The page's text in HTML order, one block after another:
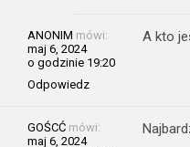
ANONIM mówi:
maj 6, 2024
o godzinie 19:20
Odpowiedz
A kto
GOŚCĆ mówi:
maj 6, 2024